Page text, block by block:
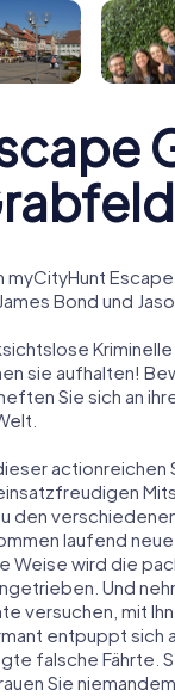
myCityHunt
Bond und
sie aufhalten!
Sie sich an
actionreichen
den
laufend
Weise wird die
Und
versuchen, mit
entpuppt sich
falsche Fährte.
Sie